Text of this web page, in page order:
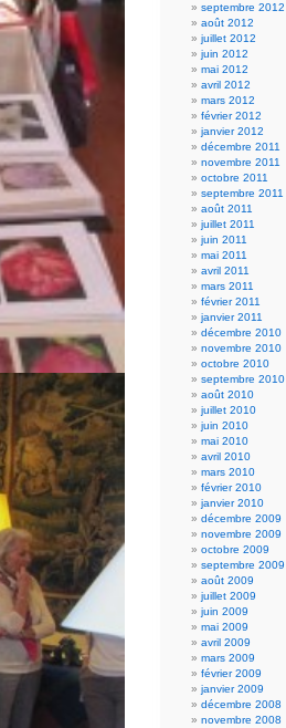
septembre 2012
août 2012
juillet 2012
juin 2012
mai 2012
avril 2012
mars 2012
février 2012
janvier 2012
décembre 2011
novembre 2011
octobre 2011
septembre 2011
août 2011
juillet 2011
juin 2011
mai 2011
avril 2011
mars 2011
février 2011
janvier 2011
décembre 2010
novembre 2010
octobre 2010
septembre 2010
août 2010
juillet 2010
juin 2010
mai 2010
avril 2010
mars 2010
février 2010
janvier 2010
décembre 2009
novembre 2009
octobre 2009
septembre 2009
août 2009
juillet 2009
juin 2009
mai 2009
avril 2009
mars 2009
février 2009
janvier 2009
décembre 2008
novembre 2008